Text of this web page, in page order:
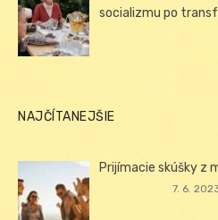
socializmu po
NAJČÍTANEJŠIE
Prijímacie skúšky z
7. 6.